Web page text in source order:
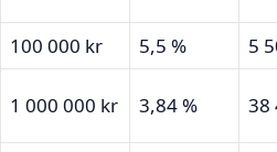
100 000 kr 5,5 % 5
1 000 000 kr 3,84 % 38